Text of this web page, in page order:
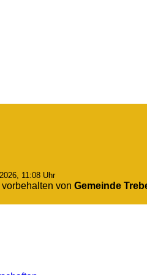
11:08 Uhr
von Gemeinde